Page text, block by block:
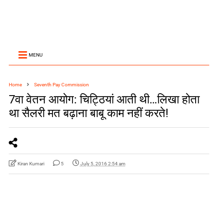
MENU
Home Seventh Pay Commission
7वा वेतन आयोग: चिट्ठियां आती थी…लिखा होता
था सैलरी मत बढ़ाना बाबू काम नहीं करते!
Kiran Kumari 5 July 5, 2016 2:54 am